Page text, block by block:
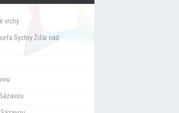
vrchy
Sychry Žďár nad